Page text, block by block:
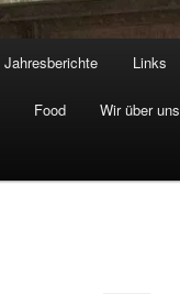
Jahresberichte Links
Food Wir über uns